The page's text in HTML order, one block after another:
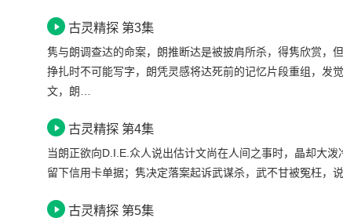
古灵精探 第3集
隽与朗调查达的命案，朗推断达是被披肩所杀，得隽欣赏，
挣扎时不可能写字，朗凭灵感将达死前的记忆片段重组，发
文，朗…
古灵精探 第4集
当朗正欲向D.I.E.众人说出估计文尚在人间之事时，晶却大
留下信用卡单据；隽决定落案起诉武谋杀，武不甘被冤枉，
古灵精探 第5集